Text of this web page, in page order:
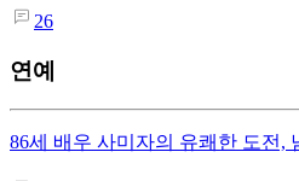
26
연예
86세 배우 사미자의 유쾌한 도전,